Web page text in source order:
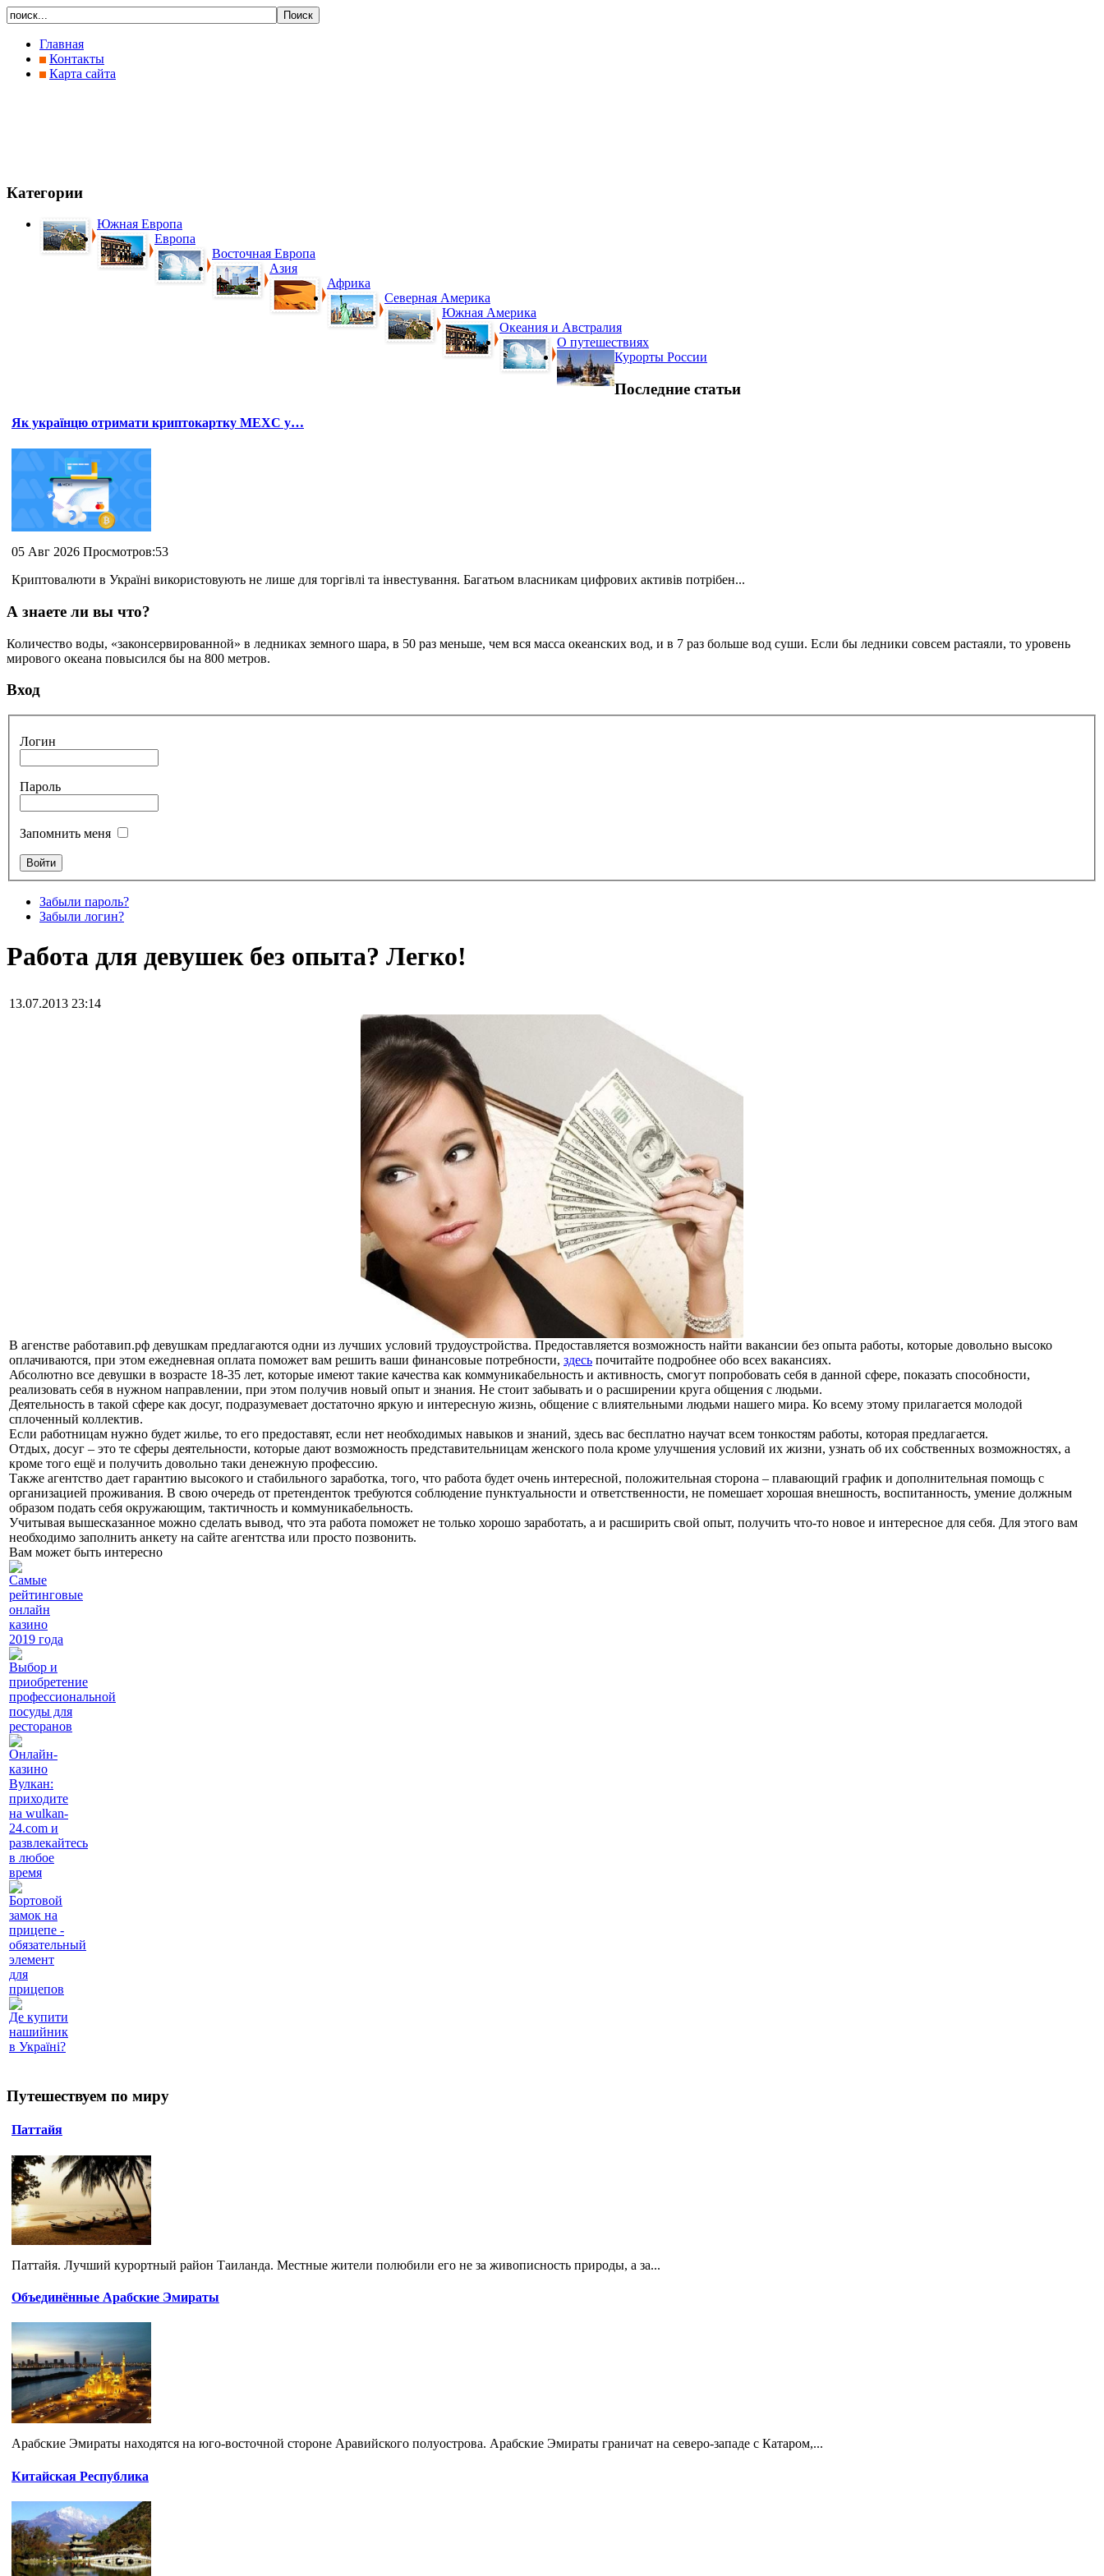
Главная
Контакты
Карта сайта
Категории
Южная Европа
Европа
Восточная Европа
Азия
Африка
Северная Америка
Южная Америка
Океания и Австралия
О путешествиях
Курорты России
Последние статьи
Як українцю отримати криптокартку MEXC у…
05 Авг 2026 Просмотров:53
Криптовалюти в Україні використовують не лише для торгівлі та інвестування. Багатьом власникам цифрових активів потрібен...
А знаете ли вы что?
Количество воды, «законсервированной» в ледниках земного шара, в 50 раз меньше, чем вся масса океанских вод, и в 7 раз больше вод суши. Если бы ледники совсем растаяли, то уровень
мирового океана повысился бы на 800 метров.
Вход
Логин
Пароль
Запомнить меня
Забыли пароль?
Забыли логин?
Работа для девушек без опыта? Легко!
13.07.2013 23:14
В агенстве работавип.рф девушкам предлагаются одни из лучших условий трудоустройства. Предоставляется возможность найти вакансии без опыта работы, которые довольно высоко
оплачиваются, при этом ежедневная оплата поможет вам решить ваши финансовые потребности, здесь почитайте подробнее обо всех вакансиях.
Абсолютно все девушки в возрасте 18-35 лет, которые имеют такие качества как коммуникабельность и активность, смогут попробовать себя в данной сфере, показать способности,
реализовать себя в нужном направлении, при этом получив новый опыт и знания. Не стоит забывать и о расширении круга общения с людьми.
Деятельность в такой сфере как досуг, подразумевает достаточно яркую и интересную жизнь, общение с влиятельными людьми нашего мира. Ко всему этому прилагается молодой
сплоченный коллектив.
Если работницам нужно будет жилье, то его предоставят, если нет необходимых навыков и знаний, здесь вас бесплатно научат всем тонкостям работы, которая предлагается.
Отдых, досуг – это те сферы деятельности, которые дают возможность представительницам женского пола кроме улучшения условий их жизни, узнать об их собственных возможностях, а
кроме того ещё и получить довольно таки денежную профессию.
Также агентство дает гарантию высокого и стабильного заработка, того, что работа будет очень интересной, положительная сторона – плавающий график и дополнительная помощь с
организацией проживания. В свою очередь от претенденток требуются соблюдение пунктуальности и ответственности, не помешает хорошая внешность, воспитанность, умение должным
образом подать себя окружающим, тактичность и коммуникабельность.
Учитывая вышесказанное можно сделать вывод, что эта работа поможет не только хорошо заработать, а и расширить свой опыт, получить что-то новое и интересное для себя. Для этого вам
необходимо заполнить анкету на сайте агентства или просто позвонить.
Вам может быть интересно
Самые
рейтинговые
онлайн
казино
2019 года
Выбор и
приобретение
профессиональной
посуды для
ресторанов
Онлайн-
казино
Вулкан:
приходите
на wulkan-
24.com и
развлекайтесь
в любое
время
Бортовой
замок на
прицепе -
обязательный
элемент
для
прицепов
Де купити
нашийник
в Україні?
Путешествуем по миру
Паттайя
Паттайя. Лучший курортный район Таиланда. Местные жители полюбили его не за живописность природы, а за...
Объединённые Арабские Эмираты
Арабские Эмираты находятся на юго-восточной стороне Аравийского полуострова. Арабские Эмираты граничат на северо-западе с Катаром,...
Китайская Республика